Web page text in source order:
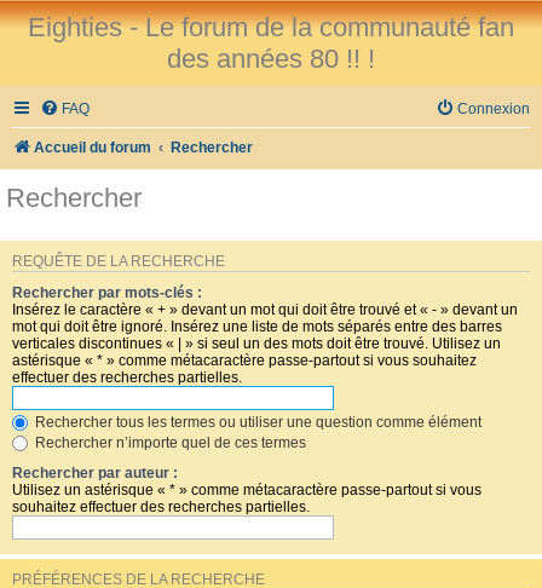
Eighties - Le forum de la communauté fan
des années 80 !! !
FAQ Connexion
Accueil du forum Rechercher
Rechercher
REQUÊTE DE LA RECHERCHE
Rechercher par mots-clés :
Insérez le caractère « + » devant un mot qui doit être trouvé et « - » devant un
mot qui doit être ignoré. Insérez une liste de mots séparés entre des barres
verticales discontinues « | » si seul un des mots doit être trouvé. Utilisez un
astérisque « * » comme métacaractère passe-partout si vous souhaitez
effectuer des recherches partielles.
Rechercher tous les termes ou utiliser une question comme élément
Rechercher n’importe quel de ces termes
Rechercher par auteur :
Utilisez un astérisque « * » comme métacaractère passe-partout si vous
souhaitez effectuer des recherches partielles.
PRÉFÉRENCES DE LA RECHERCHE